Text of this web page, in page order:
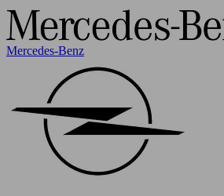
Mercedes-Benz